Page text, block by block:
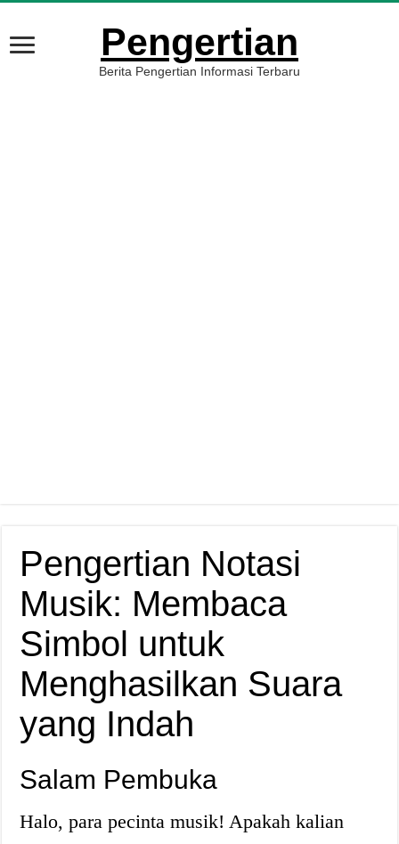
Pengertian
Berita Pengertian Informasi Terbaru
Pengertian Notasi
Musik: Membaca
Simbol untuk
Menghasilkan Suara
yang Indah
Salam Pembuka
Halo, para pecinta musik! Apakah kalian